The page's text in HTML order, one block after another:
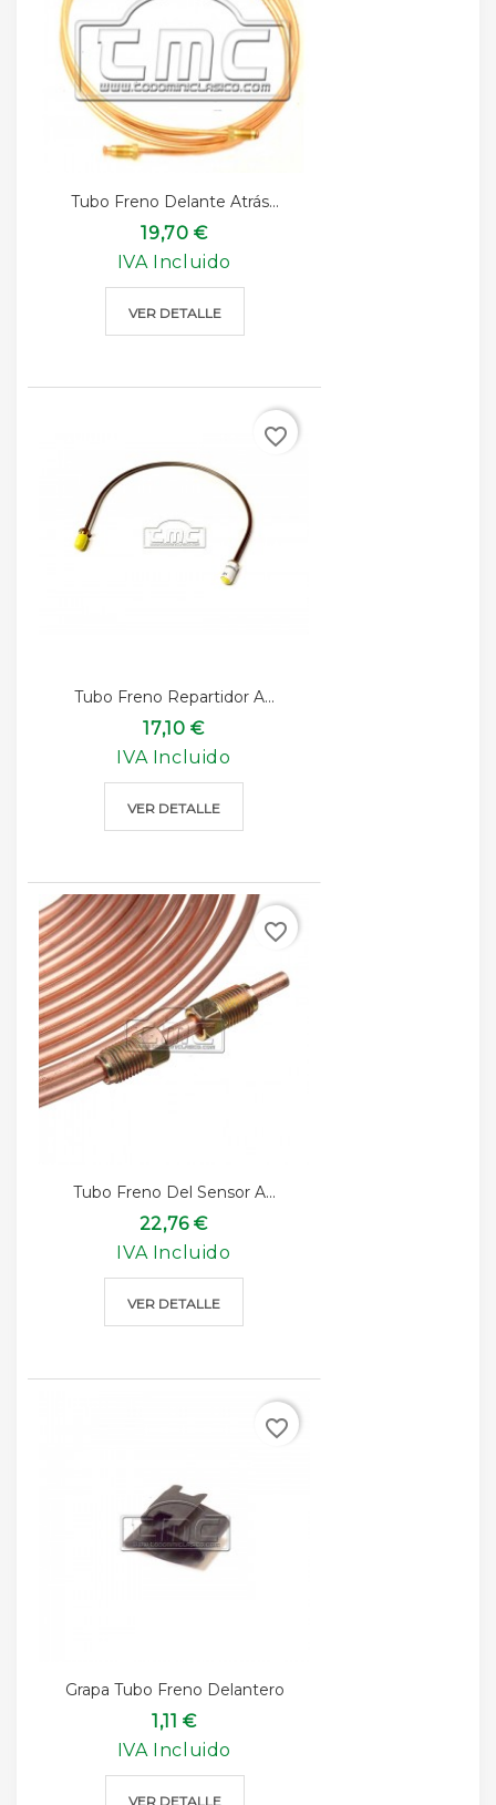
Tubo Freno Delante Atrás...
19,70 €
IVA Incluido
VER DETALLE
Tubo Freno Repartidor A...
17,10 €
IVA Incluido
VER DETALLE
favorite_border
Tubo Freno Del Sensor A...
22,76 €
IVA Incluido
VER DETALLE
favorite_border
Grapa Tubo Freno Delantero
1,11 €
IVA Incluido
VER DETALLE
favorite_border